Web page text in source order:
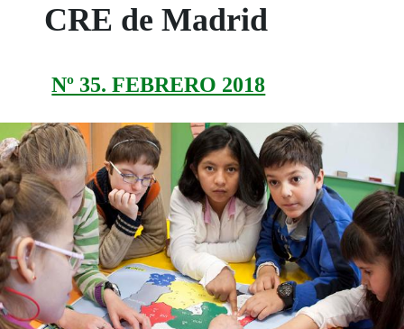
CRE de Madrid
Nº 35. FEBRERO 2018